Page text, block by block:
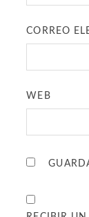
CORREO
WEB